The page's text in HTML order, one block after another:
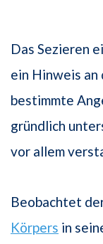
Das Sezieren
ein Hinweis an
bestimmte
gründlich
vor allem
Beobachtet
Körpers in